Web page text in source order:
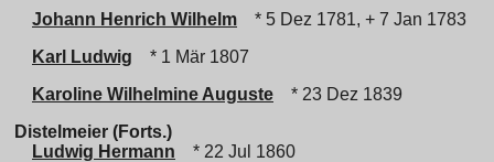
Johann Henrich Wilhelm
* 5 Dez 1781, + 7 Jan 1783
Karl Ludwig
* 1 Mär 1807
Karoline Wilhelmine Auguste
* 23 Dez 1839
Distelmeier (Forts.)
Ludwig Hermann
* 22 Jul 1860